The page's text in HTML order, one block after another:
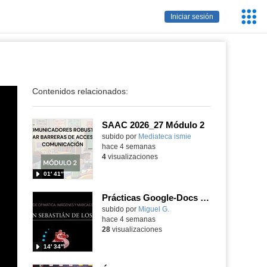
Iniciar sesión
Contenidos relacionados:
SAAC 2026_27 Módulo 2
subido por Mediateca ismie
01′ 41″
hace 4 semanas
4visualizaciones
Prácticas Google-Docs Imágenes y marcas de agua
Contenido educativo.
subido por Miguel G.
14′ 34″
hace 4 semanas
28visualizaciones